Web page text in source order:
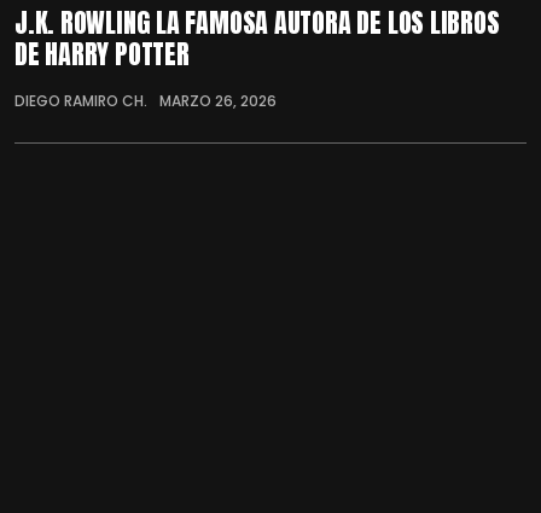
J.K. ROWLING LA FAMOSA AUTORA DE LOS LIBROS
DE HARRY POTTER
DIEGO RAMIRO CH. MARZO 26, 2026